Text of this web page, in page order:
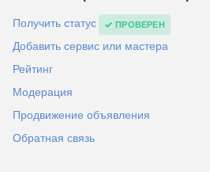
Получить статус ПРОВЕРЕН
Добавить сервис или мастера
Рейтинг
Модерация
Продвижение объявления
Обратная связь